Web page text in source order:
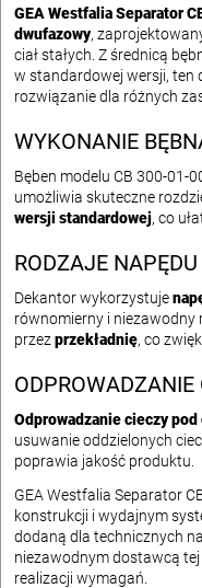
GEA Westfalia Separator
dwufazowy,
ciał stałych. Z średnicą
w standardowej wersji, ten
rozwiązanie dla różnych
WYKONANIE
Bęben modelu CB 300-01-
umożliwia skuteczne
wersji standardowej, co
RODZAJE NAPĘDU
Dekantor wykorzystuje
równomierny i niezawodny
przezprzekładnię, co
ODPROWADZANIE
Odprowadzanie cieczy
usuwanie oddzielonych
poprawia jakość produktu.
GEA Westfalia Separator
konstrukcji i wydajnym
dodaną dla technicznych
niezawodnym dostawcą
realizacji wymagań.